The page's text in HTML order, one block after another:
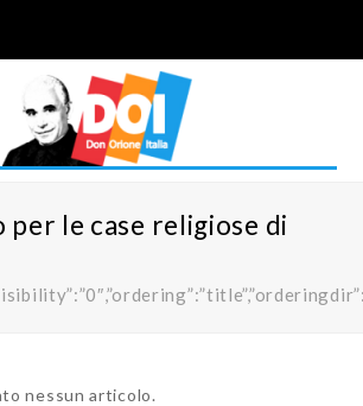
per le case religiose di
nessun articolo.